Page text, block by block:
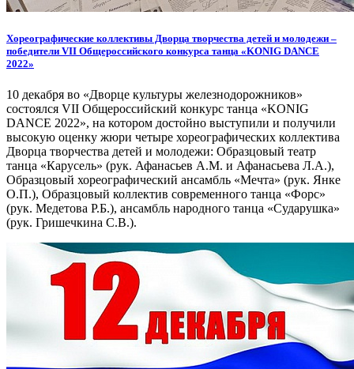
Хореографические коллективы Дворца творчества детей и молодежи –
победители VII Общероссийского конкурса танца «KONIG DANCE
2022»
10 декабря во «Дворце культуры железнодорожников»
состоялся VII Общероссийский конкурс танца «KONIG
DANCE 2022», на котором достойно выступили и получили
высокую оценку жюри четыре хореографических коллектива
Дворца творчества детей и молодежи: Образцовый театр
танца «Карусель» (рук. Афанасьев А.М. и Афанасьева Л.А.),
Образцовый хореографический ансамбль «Мечта» (рук. Янке
О.П.), Образцовый коллектив современного танца «Форс»
(рук. Медетова Р.Б.), ансамбль народного танца «Сударушка»
(рук. Гришечкина С.В.).